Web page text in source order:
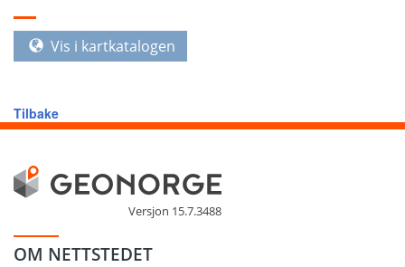
Vis i kartkatalogen
Tilbake